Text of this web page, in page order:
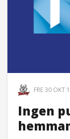
FRE 30 OKT
Ingen